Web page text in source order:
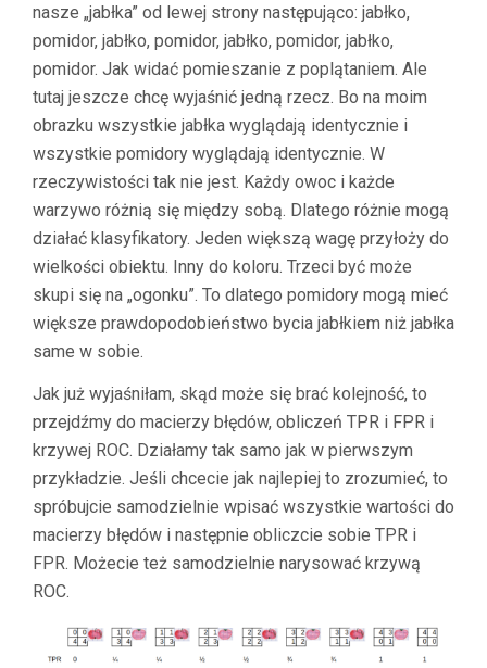
nasze „jabłka” od lewej strony następująco: jabłko,
pomidor, jabłko, pomidor, jabłko, pomidor, jabłko,
pomidor. Jak widać pomieszanie z poplątaniem. Ale
tutaj jeszcze chcę wyjaśnić jedną rzecz. Bo na moim
obrazku wszystkie jabłka wyglądają identycznie i
wszystkie pomidory wyglądają identycznie. W
rzeczywistości tak nie jest. Każdy owoc i każde
warzywo różnią się między sobą. Dlatego różnie mogą
działać klasyfikatory. Jeden większą wagę przyłoży do
wielkości obiektu. Inny do koloru. Trzeci być może
skupi się na „ogonku”. To dlatego pomidory mogą mieć
większe prawdopodobieństwo bycia jabłkiem niż jabłka
same w sobie.
Jak już wyjaśniłam, skąd może się brać kolejność, to
przejdźmy do macierzy błędów, obliczeń TPR i FPR i
krzywej ROC. Działamy tak samo jak w pierwszym
przykładzie. Jeśli chcecie jak najlepiej to zrozumieć, to
spróbujcie samodzielnie wpisać wszystkie wartości do
macierzy błędów i następnie obliczcie sobie TPR i
FPR. Możecie też samodzielnie narysować krzywą
ROC.